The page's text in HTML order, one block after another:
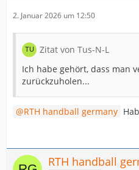
2. Januar 2026 um 12:50
Zitat von Tus-N-L
Ich habe gehört, dass man
zurückzuholen...
RTH handball germany
RTH handball